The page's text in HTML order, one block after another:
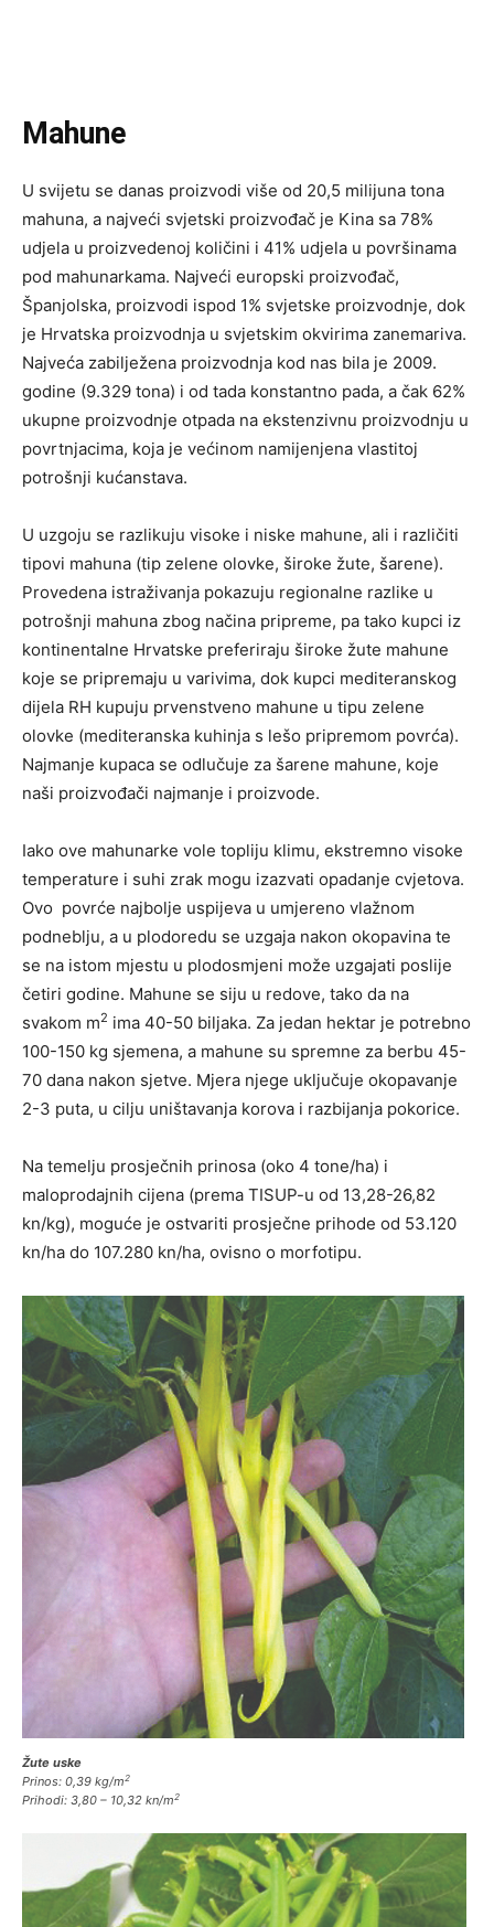
Mahune
U svijetu se danas proizvodi više od 20,5 milijuna tona
mahuna, a najveći svjetski proizvođač je Kina sa 78%
udjela u proizvedenoj količini i 41% udjela u površinama
pod mahunarkama. Najveći europski proizvođač,
Španjolska, proizvodi ispod 1% svjetske proizvodnje, dok
je Hrvatska proizvodnja u svjetskim okvirima zanemariva.
Najveća zabilježena proizvodnja kod nas bila je 2009.
godine (9.329 tona) i od tada konstantno pada, a čak 62%
ukupne proizvodnje otpada na ekstenzivnu proizvodnju u
povrtnjacima, koja je većinom namijenjena vlastitoj
potrošnji kućanstava.
U uzgoju se razlikuju visoke i niske mahune, ali i različiti
tipovi mahuna (tip zelene olovke, široke žute, šarene).
Provedena istraživanja pokazuju regionalne razlike u
potrošnji mahuna zbog načina pripreme, pa tako kupci iz
kontinentalne Hrvatske preferiraju široke žute mahune
koje se pripremaju u varivima, dok kupci mediteranskog
dijela RH kupuju prvenstveno mahune u tipu zelene
olovke (mediteranska kuhinja s lešo pripremom povrća).
Najmanje kupaca se odlučuje za šarene mahune, koje
naši proizvođači najmanje i proizvode.
Iako ove mahunarke vole topliju klimu, ekstremno visoke
temperature i suhi zrak mogu izazvati opadanje cvjetova.
Ovo povrće najbolje uspijeva u umjereno vlažnom
podneblju, a u plodoredu se uzgaja nakon okopavina te
se na istom mjestu u plodosmjeni može uzgajati poslije
četiri godine. Mahune se siju u redove, tako da na
svakom m2 ima 40-50 biljaka. Za jedan hektar je potrebno
100-150 kg sjemena, a mahune su spremne za berbu 45-
70 dana nakon sjetve. Mjera njege uključuje okopavanje
2-3 puta, u cilju uništavanja korova i razbijanja pokorice.
Na temelju prosječnih prinosa (oko 4 tone/ha) i
maloprodajnih cijena (prema TISUP-u od 13,28-26,82
kn/kg), moguće je ostvariti prosječne prihode od 53.120
kn/ha do 107.280 kn/ha, ovisno o morfotipu.
Žute uske
Prinos: 0,39 kg/m 2
Prihodi: 3,80 – 10,32 kn/m 2